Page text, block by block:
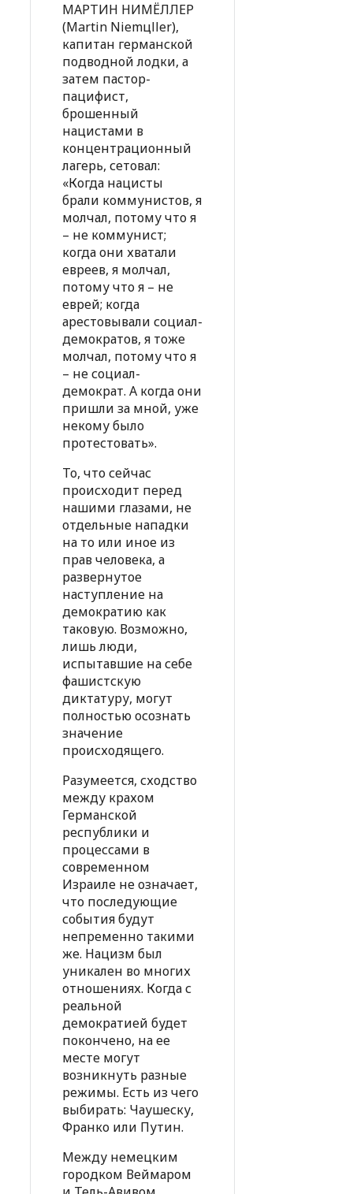
МАРТИН НИМЁЛЛЕР
(Martin Niemцller),
капитан германской
подводной лодки, а
затем пастор-
пацифист,
брошенный
нацистами в
концентрационный
лагерь, сетовал:
«Когда нацисты
брали коммунистов, я
молчал, потому что я
– не коммунист;
когда они хватали
евреев, я молчал,
потому что я – не
еврей; когда
арестовывали социал-
демократов, я тоже
молчал, потому что я
– не социал-
демократ. А когда они
пришли за мной, уже
некому было
протестовать».
То, что сейчас
происходит перед
нашими глазами, не
отдельные нападки
на то или иное из
прав человека, а
развернутое
наступление на
демократию как
таковую. Возможно,
лишь люди,
испытавшие на себе
фашистскую
диктатуру, могут
полностью осознать
значение
происходящего.
Разумеется, сходство
между крахом
Германской
республики и
процессами в
современном
Израиле не означает,
что последующие
события будут
непременно такими
же. Нацизм был
уникален во многих
отношениях. Когда с
реальной
демократией будет
покончено, на ее
месте могут
возникнуть разные
режимы. Есть из чего
выбирать: Чаушеску,
Франко или Путин.
Между немецким
городком Веймаром